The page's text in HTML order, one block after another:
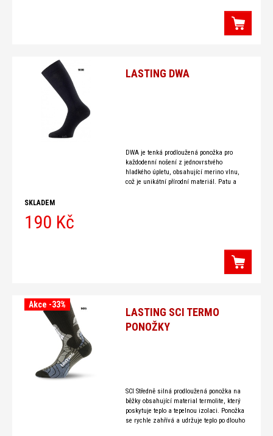
LASTING DWA
DWA je tenká prodloužená ponožka pro
každodenní nošení z jednovrstvého
hladkého úpletu, obsahující merino vlnu,
což je unikátní přírodní materiál. Patu a
SKLADEM
190 Kč
LASTING SCI TERMO
PONOŽKY
Akce -33%
SCI Středně silná prodloužená ponožka na
běžky obsahující material termolite, který
poskytuje teplo a tepelnou izolaci. Ponožka
se rychle zahřívá a udržuje teplo po dlouho